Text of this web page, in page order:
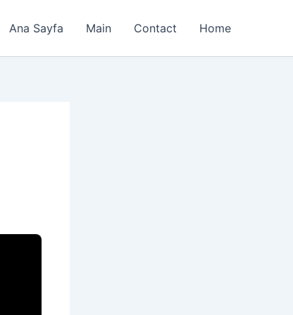
Ana Sayfa Main Contact Home